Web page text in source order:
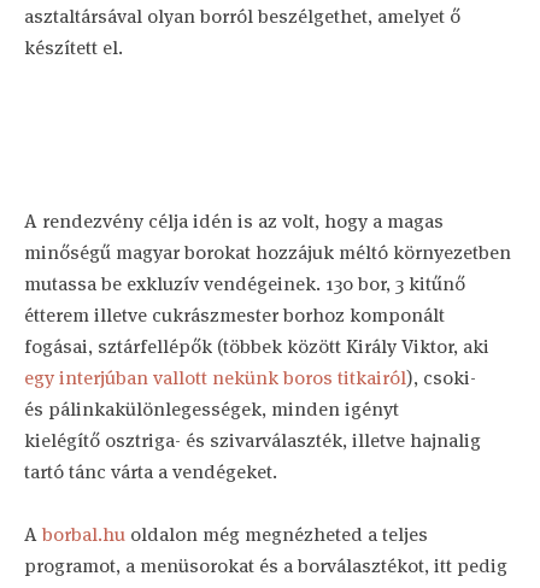
asztaltársával olyan borról beszélgethet, amelyet ő
készített el.
A rendezvény célja idén is az volt, hogy a magas
minőségű magyar borokat hozzájuk méltó környezetben
mutassa be exkluzív vendégeinek. 130 bor, 3 kitűnő
étterem illetve cukrászmester borhoz komponált
fogásai, sztárfellépők (többek között Király Viktor, aki
egy interjúban vallott nekünk boros titkairól), csoki-
és pálinkakülönlegességek, minden igényt
kielégítő osztriga- és szivarválaszték, illetve hajnalig
tartó tánc várta a vendégeket.
Aborbal.hu oldalon még megnézheted a teljes
programot, a menüsorokat és a borválasztékot, itt pedig